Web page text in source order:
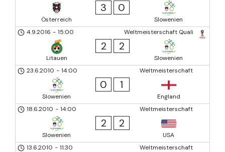
Österreich
3 0
Slowenien
Weltmeisterschaft Quali
4.9.2016 - 15:00
Litauen
2 2
Slowenien
Weltmeisterschaft
23.6.2010 - 14:00
Slowenien
0 1
England
Weltmeisterschaft
18.6.2010 - 14:00
Slowenien
2 2
USA
Weltmeisterschaft
13.6.2010 - 11:30